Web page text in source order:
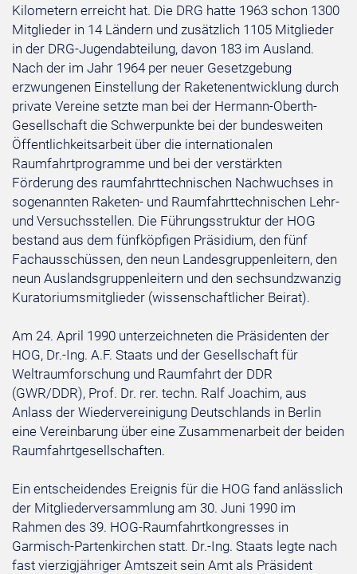
Kilometern erreicht hat. Die DRG hatte 1963 schon 1300
Mitglieder in 14 Ländern und zusätzlich 1105 Mitglieder
in der DRG-Jugendabteilung, davon 183 im Ausland.
Nach der im Jahr 1964 per neuer Gesetzgebung
erzwungenen Einstellung der Raketenentwicklung durch
private Vereine setzte man bei der Hermann-Oberth-
Gesellschaft die Schwerpunkte bei der bundesweiten
Öffentlichkeitsarbeit über die internationalen
Raumfahrtprogramme und bei der verstärkten
Förderung des raumfahrttechnischen Nachwuchses in
sogenannten Raketen- und Raumfahrttechnischen Lehr-
und Versuchsstellen. Die Führungsstruktur der HOG
bestand aus dem fünfköpfigen Präsidium, den fünf
Fachausschüssen, den neun Landesgruppenleitern, den
neun Auslandsgruppenleitern und den sechsundzwanzig
Kuratoriumsmitglieder (wissenschaftlicher Beirat).
Am 24. April 1990 unterzeichneten die Präsidenten der
HOG, Dr.-Ing. A.F. Staats und der Gesellschaft für
Weltraumforschung und Raumfahrt der DDR
(GWR/DDR), Prof. Dr. rer. techn. Ralf Joachim, aus
Anlass der Wiedervereinigung Deutschlands in Berlin
eine Vereinbarung über eine Zusammenarbeit der beiden
Raumfahrtgesellschaften.
Ein entscheidendes Ereignis für die HOG fand anlässlich
der Mitgliederversammlung am 30. Juni 1990 im
Rahmen des 39. HOG-Raumfahrtkongresses in
Garmisch-Partenkirchen statt. Dr.-Ing. Staats legte nach
fast vierzigjähriger Amtszeit sein Amt als Präsident